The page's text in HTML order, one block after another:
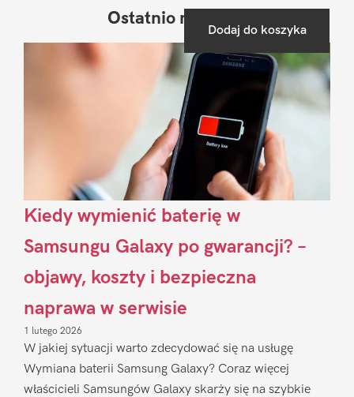
Dodaj do koszyka
Sidebar
Ostatnio na blogu
Kiedy wymienić baterię w
Samsungu Galaxy po gwarancji? –
objawy, koszty i bezpieczna
naprawa w serwisie
1 lutego 2026
W jakiej sytuacji warto zdecydować się na usługę
Wymiana baterii Samsung Galaxy? Coraz więcej
właścicieli Samsungów Galaxy skarży się na szybkie